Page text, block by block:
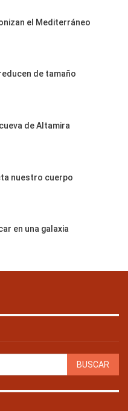
el Mediterráneo
de tamaño
de Altamira
nuestro cuerpo
en una galaxia